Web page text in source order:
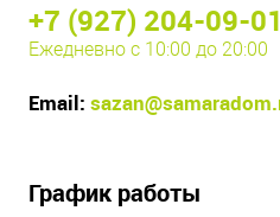
+7 (927) 204-09-01
Ежедневно с 10:00 до 20:00
Email:
График работы